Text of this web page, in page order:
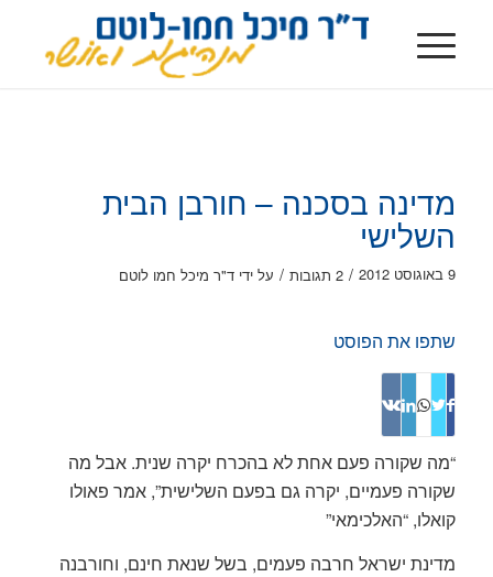
מדינה בסכנה – חורבן הבית
השלישי
9 באוגוסט 2012 / 2 תגובות / על ידי ד"ר מיכל חמו לוטם
שתפו את הפוסט
“מה שקורה פעם אחת לא בהכרח יקרה שנית. אבל מה
שקורה פעמיים, יקרה גם בפעם השלישית”, אמר פאולו
קואלו, “האלכימאי”
מדינת ישראל חרבה פעמים, בשל שנאת חינם, וחורבנה